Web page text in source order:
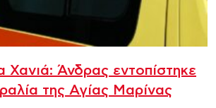
Χανιά: Άνδρας εντοπίστηκε
της Αγίας Μαρίνας